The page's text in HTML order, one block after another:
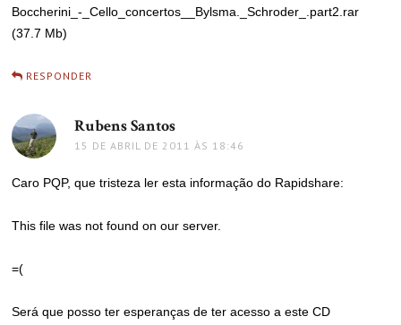
Boccherini_-_Cello_concertos__Bylsma._Schroder_.part2.rar
(37.7 Mb)
RESPONDER
Rubens Santos
15 DE ABRIL DE 2011 ÀS 18:46
Caro PQP, que tristeza ler esta informação do Rapidshare:
This file was not found on our server.
=(
Será que posso ter esperanças de ter acesso a este CD